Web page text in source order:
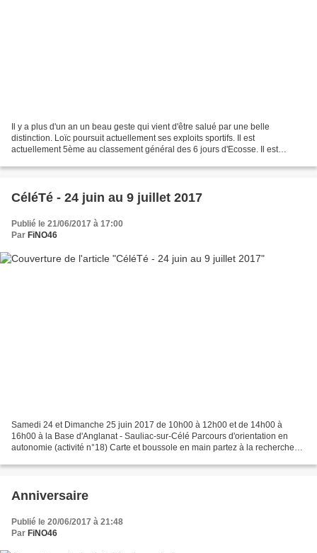
Il y a plus d'un an un beau geste qui vient d'être salué par une belle
distinction. Loïc poursuit actuellement ses exploits sportifs. Il est
actuellement 5ème au classement général des 6 jours d'Ecosse. Il est
CéléTé - 24 juin au 9 juillet 2017
Publié le 21/06/2017 à 17:00
Par FiNO46
Samedi 24 et Dimanche 25 juin 2017 de 10h00 à 12h00 et de 14h00 à
16h00 à la Base d'Anglanat - Sauliac-sur-Célé Parcours d'orientation en
autonomie (activité n°18) Carte et boussole en main partez à la recherche
Anniversaire
Publié le 20/06/2017 à 21:48
Par FiNO46